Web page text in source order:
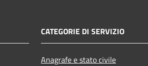
CATEGORIE DI SERVIZIO
Anagrafe e stato civile